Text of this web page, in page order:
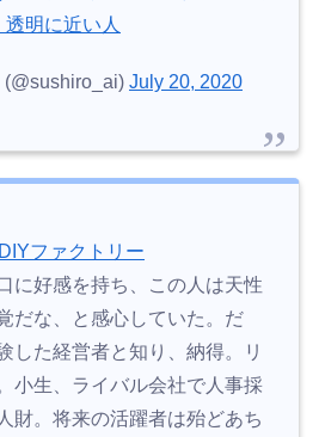
明に近い人
July 20, 2020
ファクトリー
に好感を持ち、この人は天性
だな、と感心していた。だ
した経営者と知り、納得。リ
小生、ライバル会社で人事採
財。将来の活躍者は殆どあち